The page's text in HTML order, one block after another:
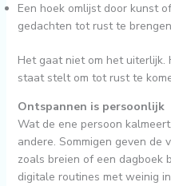
Een hoek omlijst door kunst
gedachten tot rust te brengen
Het gaat niet om het uiterlijk.
staat stelt om tot rust te
Ontspannen is persoonlijk
Wat de ene persoon
andere. Sommigen geven
zoals breien of een dagboek
digitale routines met weinig